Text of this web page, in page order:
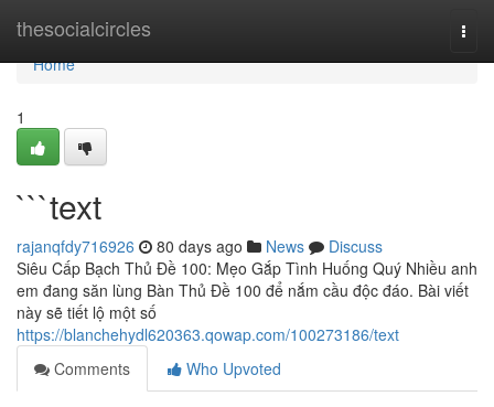
thesocialcircles
Home
Home
1
```text
rajanqfdy716926 80 days ago News
Discuss
Siêu Cấp Bạch Thủ Đề 100: Mẹo Gắp Tình Huống Quý Nhiều anh
em đang săn lùng Bàn Thủ Đề 100 để nắm cầu độc đáo. Bài viết
này sẽ tiết lộ một số
https://blanchehydl620363.qowap.com/100273186/text
Comments
Who Upvoted